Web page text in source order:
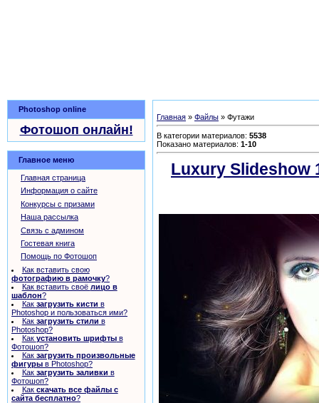
Photoshop online
Фотошоп онлайн!
Главное меню
Главная страница
Информация о сайте
Конкурсы с призами
Наша рассылка
Связь с админом
Гостевая книга
Помощь по Фотошоп
Как вставить свою
фотографию в рамочку?
Как вставить своё лицо в
шаблон?
Как загрузить кисти в
Photoshop и пользоваться ими?
Как загрузить стили в
Photoshop?
Как установить шрифтыв
Фотошоп?
Как загрузить произвольные
фигуры в Photoshop?
Как загрузить заливки в
Фотошоп?
Как скачать все файлы с
сайта бесплатно?
Главная » Файлы » Футажи
В категории материалов: 5538
Показано материалов: 1-10
Luxury Slideshow